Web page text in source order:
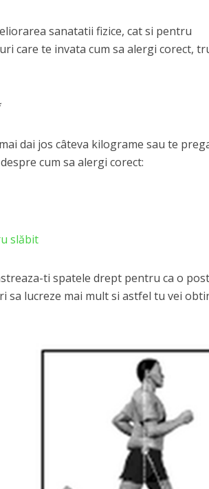
sanatatii fizice, cat si pentru
care te invata cum sa alergi corect,
dai jos câteva kilograme sau te
cum sa alergi corect:
slăbit
ti spatele drept pentru ca o
sa lucreze mai mult si astfel tu vei